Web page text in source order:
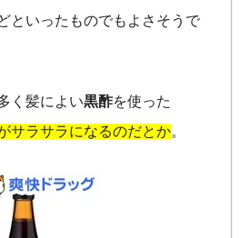
といったものでもよさそうで
く髪によい黒酢を使った
サラサラになるのだとか。